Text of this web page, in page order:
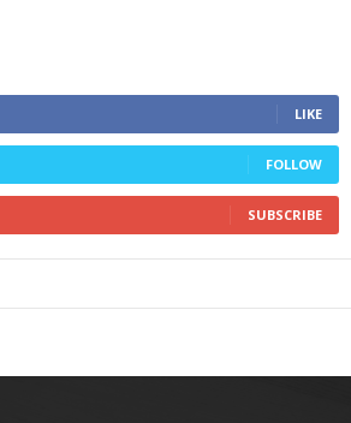
LIKE
FOLLOW
SUBSCRIBE